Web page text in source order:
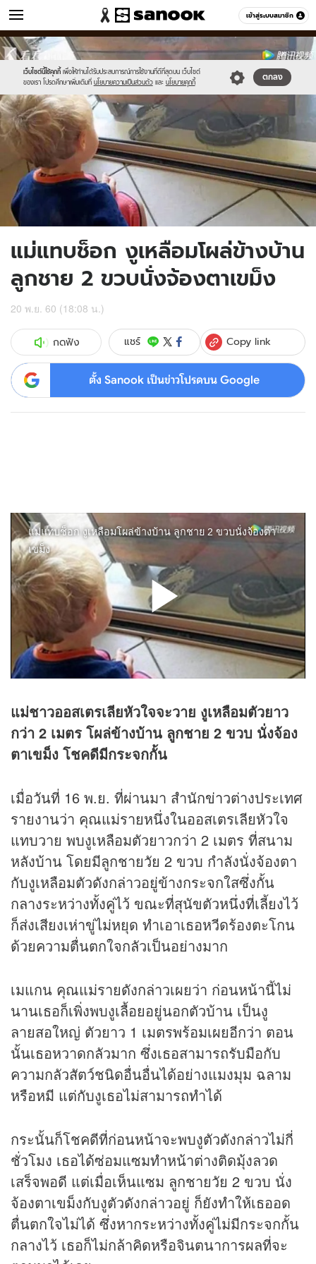
เข้าสู่ระบบสมาชิก
ข่าว หมวดอื่นๆ
เว็บไซต์นี้ใช้คุกกี้ เพื่อให้ท่านได้รับประสบการณ์การใช้งานที่ดีที่สุดบน เว็บไซต์
ของเรา โปรดศึกษาเพิ่มเติมที่ นโยบายความเป็นส่วนตัว และ นโยบายคุกกี้
ตกลง
Sanook
//s.isanook.com/sr/0/images/logo-
new-
sanook.png
600
60
//s.isanook.com/ns/0/ud/863/4316802/c4.jpg
แม่แทบช็อก งูเหลือมโผล่ข้างบ้าน
ลูกชาย 2 ขวบนั่งจ้องตาเขม็ง
20 พ.ย. 60 (18:08 น.)
กดฟัง แชร์ Copy link
ตั้ง Sanook เป็นข่าวโปรดบน Google
แม่ชาวออสเตรเลียหัวใจจะวาย งูเหลือมตัวยาว
กว่า 2 เมตร โผล่ข้างบ้าน ลูกชาย 2 ขวบ นั่งจ้อง
ตาเขม็ง โชคดีมีกระจกกั้น
เมื่อวันที่ 16 พ.ย. ที่ผ่านมา สำนักข่าวต่างประเทศ
รายงานว่า คุณแม่รายหนึ่งในออสเตรเลียหัวใจ
แทบวาย พบงูเหลือมตัวยาวกว่า 2 เมตร ที่สนาม
หลังบ้าน โดยมีลูกชายวัย 2 ขวบ กำลังนั่งจ้องตา
กับงูเหลือมตัวดังกล่าวอยู่ข้างกระจกใสซึ่งกั้น
กลางระหว่างทั้งคู่ไว้ ขณะที่สุนัขตัวหนึ่งที่เลี้ยงไว้
ก็ส่งเสียงเห่าขู่ไม่หยุด ทำเอาเธอหวีดร้องตะโกน
ด้วยความตื่นตกใจกลัวเป็นอย่างมาก
เมแกน คุณแม่รายดังกล่าวเผยว่า ก่อนหน้านี้ไม่
นานเธอก็เพิ่งพบงูเลื้อยอยู่นอกตัวบ้าน เป็นงู
ลายสอใหญ่ ตัวยาว 1 เมตรพร้อมเผยอีกว่า ตอน
นั้นเธอหวาดกลัวมาก ซึ่งเธอสามารถรับมือกับ
ความกลัวสัตว์ชนิดอื่นอื่นได้อย่างแมงมุม ฉลาม
หรือหมี แต่กับงูเธอไม่สามารถทำได้
กระนั้นก็โชคดีที่ก่อนหน้าจะพบงูตัวดังกล่าวไม่กี่
ชั่วโมง เธอได้ซ่อมแซมทำหน้าต่างติดมุ้งลวด
เสร็จพอดี แต่เมื่อเห็นแซม ลูกชายวัย 2 ขวบ นั่ง
จ้องตาเขม็งกับงูตัวดังกล่าวอยู่ ก็ยังทำให้เธออด
ตื่นตกใจไม่ได้ ซึ่งหากระหว่างทั้งคู่ไม่มีกระจกกั้น
กลางไว้ เธอก็ไม่กล้าคิดหรือจินตนาการผลที่จะ